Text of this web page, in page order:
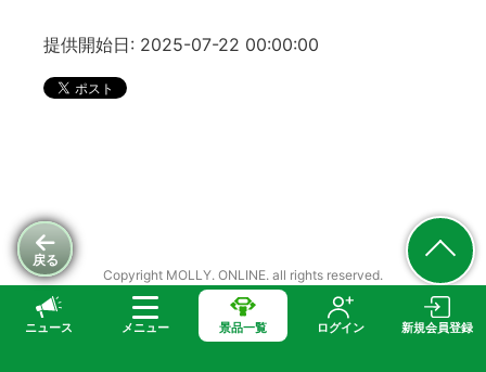
ニュース メニュー 景品一覧 ログイン 新規会員登録
戻る
提供開始日: 2025-07-22 00:00:00
Copyright MOLLY. ONLINE. all rights reserved.